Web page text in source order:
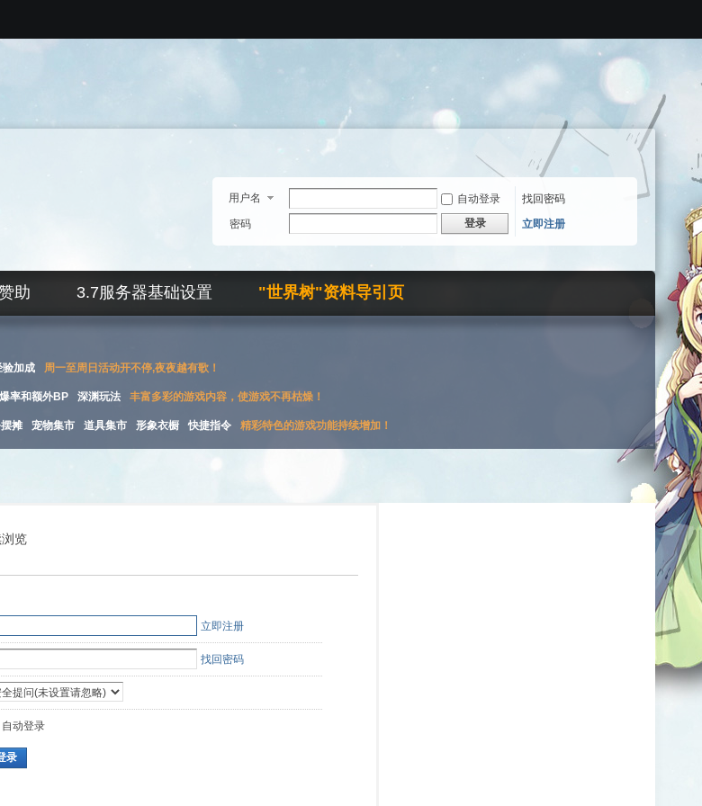
用户名 自动登录
找回密码
密码
登录 立即注册
助 3.7服务器基础设置 "世界树"资料导引页
加成 周一至周日活动开不停,夜夜越有歌！
爆率和额外BP 深渊玩法 丰富多彩的游戏内容，使游戏不再枯燥！
摊 宠物集市 道具集市 形象衣橱 快捷指令 精彩特色的游戏功能持续增加！
览
立即注册
找回密码
自动登录
录